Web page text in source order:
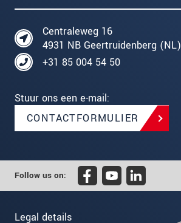
Centraleweg 16
4931 NB Geertruidenberg (NL)
+31 85 004 54 50
Stuur ons een e-mail:
CONTACTFORMULIER
Follow us on:
Legal details